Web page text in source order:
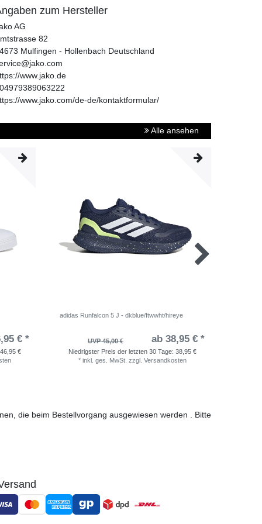
zum Hersteller
AG
82
Mulfingen - Hollenbach Deutschland
www.jako.de
www.jako.com/de-de/kontaktformular/
Alle ansehen
€ *
46,95 €
adidas Runfalcon 5 J - dkblue/ftwwht/hireye
UVP 45,00 € ab 38,95 € *
Niedrigster Preis der letzten 30 Tage: 38,95 €
* inkl. ges. MwSt. zzgl. Versandkosten
die beim Bestellvorgang ausgewiesen werden . Bitte